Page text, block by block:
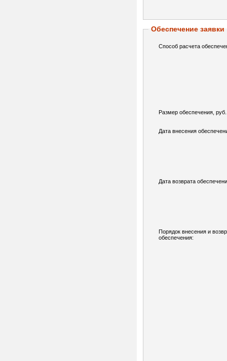
Обеспечение заявки
Способ расчета
Размер обеспечения,
Дата внесения
Дата возврата
Порядок внесения и
обеспечения: